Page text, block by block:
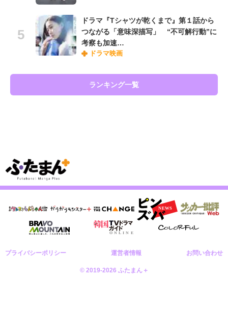
ドラマ『Tシャツが乾くまで』第１話から
つながる「意味深描写」 “不可解行動”に
考察も加速…
ドラマ映画
ランキング一覧
プライバシーポリシー 運営者情報 お問い合わせ
© 2019-2026 ふたまん＋